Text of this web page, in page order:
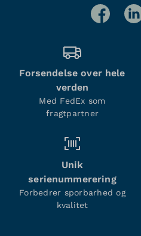
Forsendelse over hele
verden
Med FedEx som
fragtpartner
Unik
serienummerering
Forbedrer sporbarhed og
kvalitet